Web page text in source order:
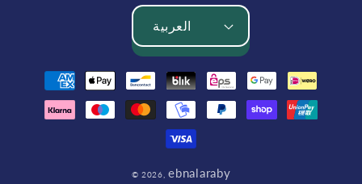
العربية
طرق
الدفع
© 2026,ebnalaraby